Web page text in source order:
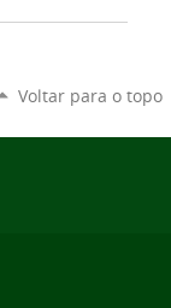
Voltar para o topo